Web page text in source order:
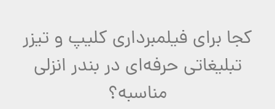
کجا برای فیلمبرداری کلیپ و تیزر
تبلیغاتی حرفه‌ای در بندر انزلی
مناسبه؟